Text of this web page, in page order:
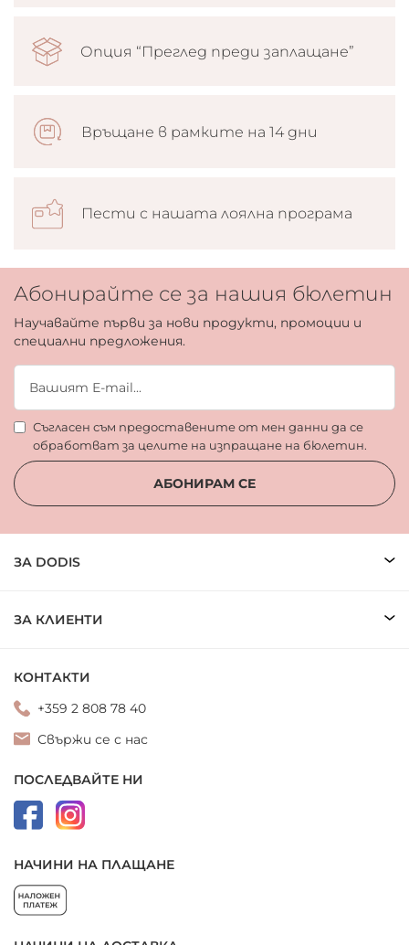
Опция “Преглед преди заплащане”
Връщане в рамките на 14 дни
Пести с нашата лоялна програма
Абонирайте се за нашия бюлетин
Научавайте първи за нови продукти, промоции и
специални предложения.
Съгласен съм предоставените от мен данни да се
обработват за целите на изпращане на бюлетин.
АБОНИРАМ СЕ
ЗА DODIS
ЗА КЛИЕНТИ
КОНТАКТИ
+359 2 808 78 40
Свържи се с нас
ПОСЛЕДВАЙТЕ НИ
НАЧИНИ НА ПЛАЩАНЕ